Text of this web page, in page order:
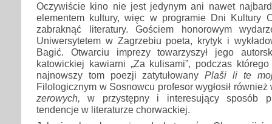
Oczywiście kino nie jest jedynym ani nawet
elementem kultury, więc w programie Dni Kultury
zabraknąć literatury. Gościem honorowym
Uniwersytetem w Zagrzebiu poeta, krytyk i
Bagić. Otwarciu imprezy towarzyszył jego
katowickiej kawiarni „Za kulisami”, podczas
najnowszy tom poezji zatytułowanyPlaši li te
Filologicznym w Sosnowcu profesor wygłosił również
zerowych, w przystępny i interesujący sposób
tendencje w literaturze chorwackiej.